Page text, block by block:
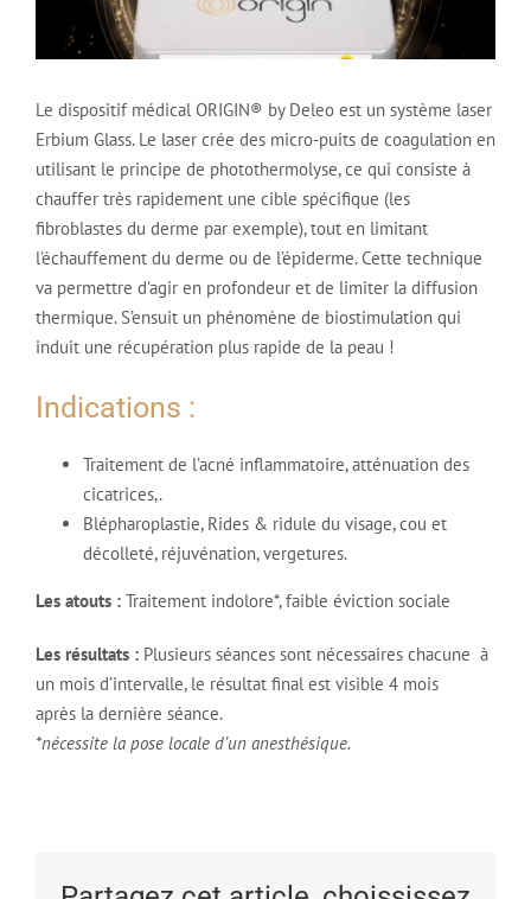
Le dispositif médical ORIGIN® by Deleo est un système laser
Erbium Glass. Le laser crée des micro-puits de coagulation en
utilisant le principe de photothermolyse, ce qui consiste à
chauffer très rapidement une cible spécifique (les
fibroblastes du derme par exemple), tout en limitant
l’échauffement du derme ou de l’épiderme. Cette technique
va permettre d’agir en profondeur et de limiter la diffusion
thermique. S’ensuit un phénomène de biostimulation qui
induit une récupération plus rapide de la peau !
Indications :
Traitement de l’acné inflammatoire, atténuation des
cicatrices,.
Blépharoplastie, Rides & ridule du visage, cou et
décolleté, réjuvénation, vergetures.
Les atouts : Traitement indolore*, faible éviction sociale
Les résultats : Plusieurs séances sont nécessaires chacune à
un mois d’intervalle, le résultat final est visible 4 mois
après la dernière séance.
*nécessite la pose locale d’un anesthésique.